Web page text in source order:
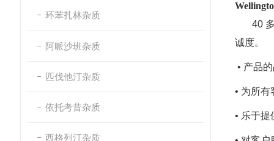
环苯扎林杂质
阿哌沙班杂质
匹伐他汀杂质
依托考昔杂质
西格列汀杂质
40 多
诚度。
• 产品
• 为所
• 乐于